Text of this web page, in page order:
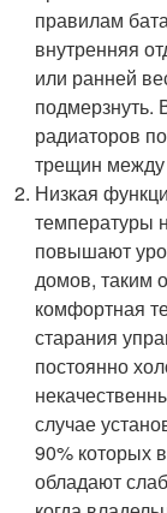
правилам
внутренняя
или ранней
подмерзнуть.
радиаторов
трещин между
Низкая
температуры
повышают
домов, таким
комфортная
старания
постоянно
случае
90% которых
обладают